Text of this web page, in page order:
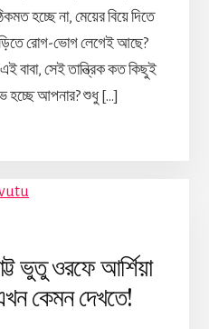
হচ্ছে না, মেয়ের বিয়ে দিতে
রোগ-ভোগ লেগেই আছে?
বাবা, সেই তান্ত্রিক কত কিছুই
হচ্ছে আপনার? শুধু […]
ভুতু ওরফে আর্শিয়া
কেমন দেখতে!